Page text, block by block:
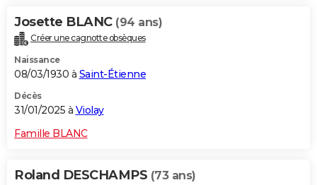
Josette BLANC (94 ans)
Créer une cagnotte obsèques
Naissance
08/03/1930 à Saint-Étienne
Décès
31/01/2025 à Violay
Famille BLANC
Roland DESCHAMPS (73 ans)